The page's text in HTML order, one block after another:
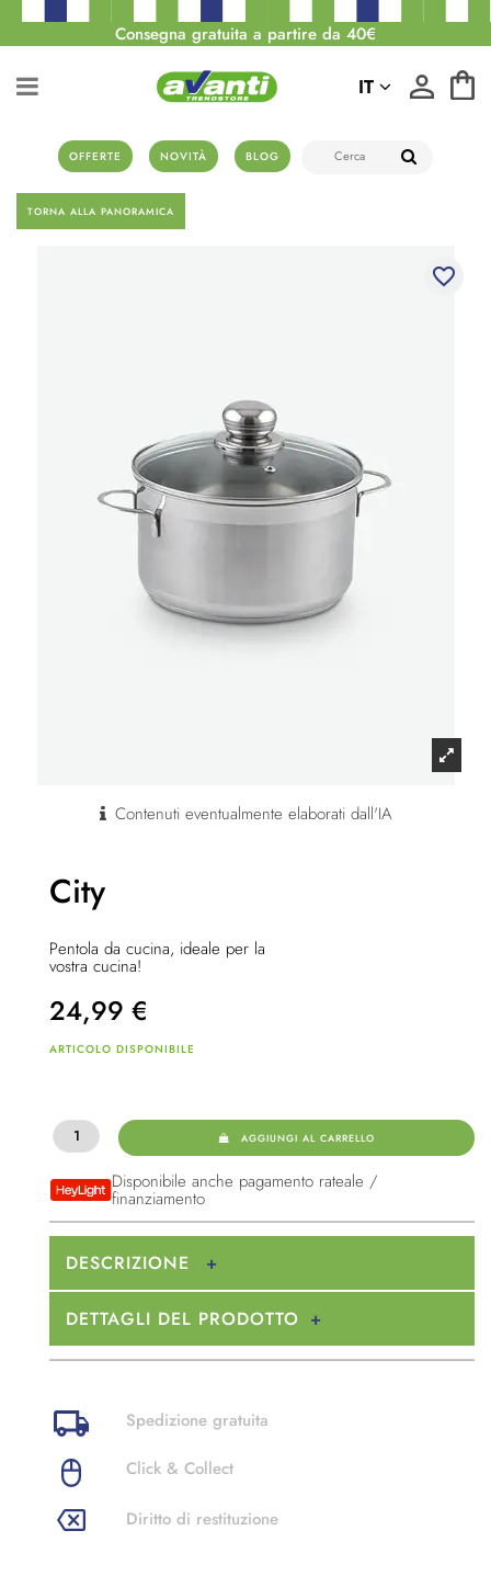
Consegna gratuita a partire da 40€
OFFERTE NOVITÀ BLOG
IT
TORNA ALLA PANORAMICA
favorite_border
Contenuti eventualmente elaborati dall'IA
City
Pentola da cucina, ideale per la
vostra cucina!
24,99 €
ARTICOLO DISPONIBILE
AGGIUNGI AL CARRELLO
Disponibile anche pagamento rateale /
finanziamento
DESCRIZIONE
DETTAGLI DEL PRODOTTO
Spedizione gratuita
Click & Collect
Diritto di restituzione